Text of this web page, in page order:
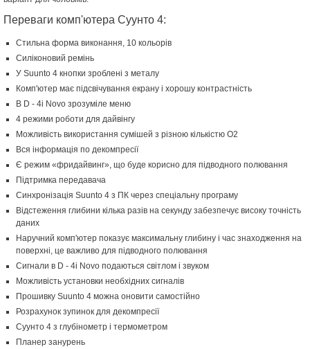
Переваги комп'ютера Суунто 4:
Стильна форма виконання, 10 кольорів
Силіконовий ремінь
У Suunto 4 кнопки зроблені з металу
Комп'ютер має підсвічування екрану і хорошу контрастність
В D - 4i Novo зрозуміле меню
4 режими роботи для дайвінгу
Можливість використання сумішей з різною кількістю О2
Вся інформація по декомпресії
Є режим «фридайвинг», що буде корисно для підводного полювання
Підтримка передавача
Синхронізація Suunto 4 з ПК через спеціальну програму
Відстеження глибини кілька разів на секунду забезпечує високу точність
даних
Наручний комп'ютер показує максимальну глибину і час знаходження на
поверхні, це важливо для підводного полювання
Сигнали в D - 4i Novo подаються світлом і звуком
Можливість установки необхідних сигналів
Прошивку Suunto 4 можна оновити самостійно
Розрахунок зупинок для декомпресії
Суунто 4 з глубінометр і термометром
Планер занурень